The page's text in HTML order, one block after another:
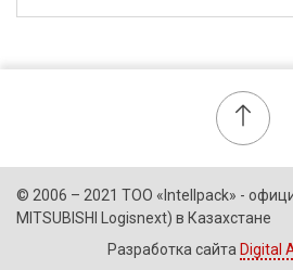
© 2006 – 2021 ТОО «Intellpack» -
MITSUBISHI Logisnext) в Казахстане
Разработка сайта Digital